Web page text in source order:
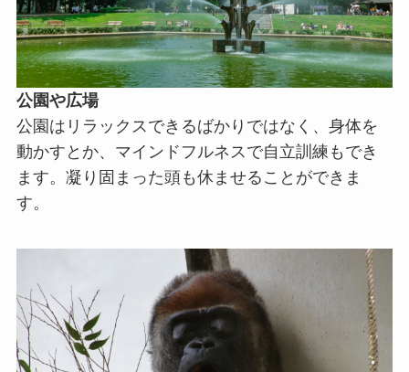
公園や広場
公園はリラックスできるばかりではなく、身体を
動かすとか、マインドフルネスで自立訓練もでき
ます。凝り固まった頭も休ませることができま
す。